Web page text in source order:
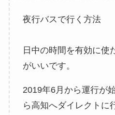
夜行バスで行く方法
日中の時間を有効に使
がいいです。
2019年6月から運行が
ら高知へダイレクトに